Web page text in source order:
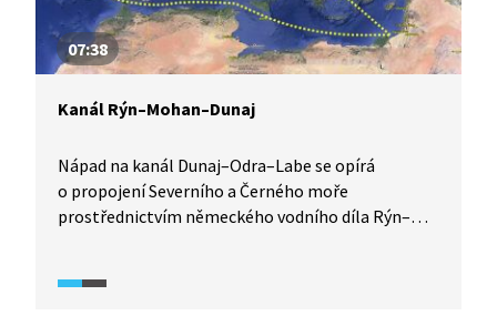
07:38
Kanál Rýn–Mohan–Dunaj
Nápad na kanál Dunaj–Odra–Labe se opírá
o propojení Severního a Černého moře
prostřednictvím německého vodního díla Rýn–
argumenty té či oné strany odpovídají nebo